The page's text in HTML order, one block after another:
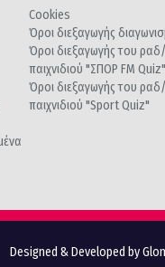
Cookies
Όροι διεξαγωγής
Όροι διεξαγωγής του
παιχνιδιού "ΣΠΟΡ FM Quiz"
Όροι διεξαγωγής του
παιχνιδιού "Sport Quiz"
Designed & Developed by